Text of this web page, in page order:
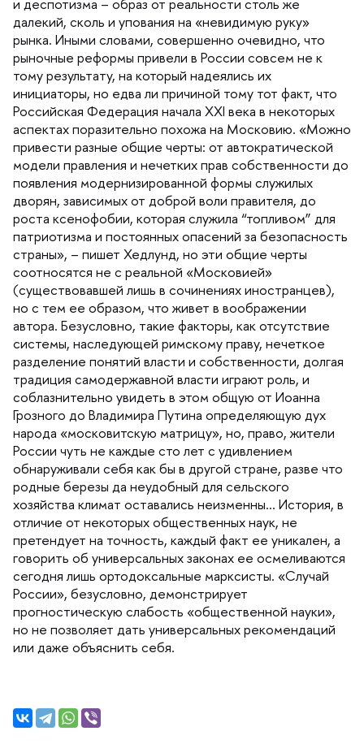
далекий, сколь и упования на «невидимую руку»
рынка. Иными словами, совершенно очевидно, что
рыночные реформы привели в России совсем не к
тому результату, на который надеялись их
инициаторы, но едва ли причиной тому тот факт, что
Российская Федерация начала XXI века в некоторых
аспектах поразительно похожа на Московию. «Можно
привести разные общие черты: от автократической
модели правления и нечетких прав собственности до
появления модернизированной формы служилых
дворян, зависимых от доброй воли правителя, до
роста ксенофобии, которая служила “топливом” для
патриотизма и постоянных опасений за безопасность
страны», – пишет Хедлунд, но эти общие черты
соотносятся не с реальной «Московией»
(существовавшей лишь в сочинениях иностранцев),
но с тем ее образом, что живет в воображении
автора. Безусловно, такие факторы, как отсутствие
системы, наследующей римскому праву, нечеткое
разделение понятий власти и собственности, долгая
традиция самодержавной власти играют роль, и
соблазнительно увидеть в этом общую от Иоанна
Грозного до Владимира Путина определяющую дух
народа «московитскую матрицу», но, право, жители
России чуть не каждые сто лет с удивлением
обнаруживали себя как бы в другой стране, разве что
родные березы да неудобный для сельского
хозяйства климат оставались неизменны… История,
отличие от некоторых общественных наук, не
претендует на точность, каждый факт ее уникален, а
оворить об универсальных законах ее осмеливаются
сегодня лишь ортодоксальные марксисты. «Случай
России», безусловно, демонстрирует
прогностическую слабость «общественной науки»,
но не позволяет дать универсальных рекомендаций
или даже объяснить себя.